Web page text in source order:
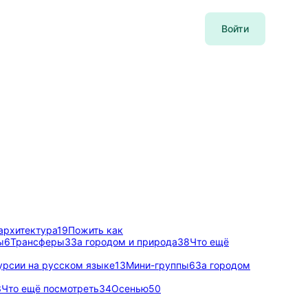
Войти
19Пожить как
6Трансферы3За городом и природа38Что ещё
на русском языке13Мини-группы6За городом
Что ещё посмотреть34Осенью50